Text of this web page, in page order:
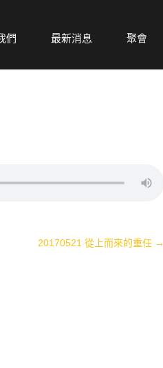
們 最新消息 聚會
20170521 從上而來的重任 →